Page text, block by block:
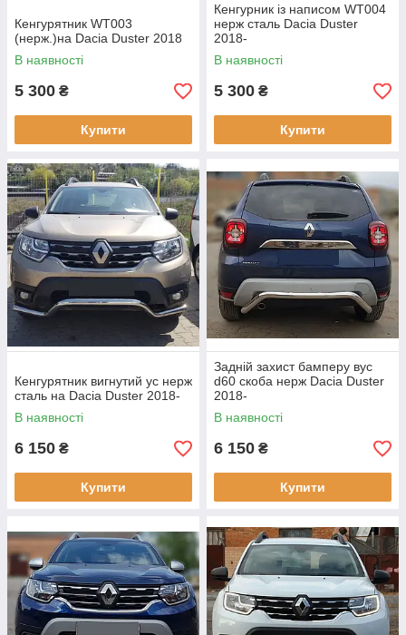
Кенгурятник WT003
(нерж.)на Dacia Duster 2018
В наявності
5 300 ₴
Купити
Кенгурник із написом WT004
нерж сталь Dacia Duster
2018-
В наявності
5 300 ₴
Купити
Кенгурятник вигнутий ус нерж
сталь на Dacia Duster 2018-
В наявності
6 150 ₴
Купити
Задній захист бамперу вус
d60 скоба нерж Dacia Duster
2018-
В наявності
6 150 ₴
Купити